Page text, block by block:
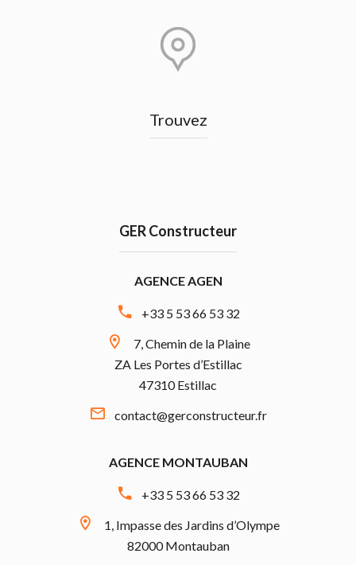
Trouvez
GER Constructeur
AGENCE AGEN
+33 5 53 66 53 32
7, Chemin de la Plaine
ZA Les Portes d’Estillac
47310 Estillac
contact@gerconstructeur.fr
AGENCE MONTAUBAN
+33 5 53 66 53 32
1, Impasse des Jardins d’Olympe
82000 Montauban